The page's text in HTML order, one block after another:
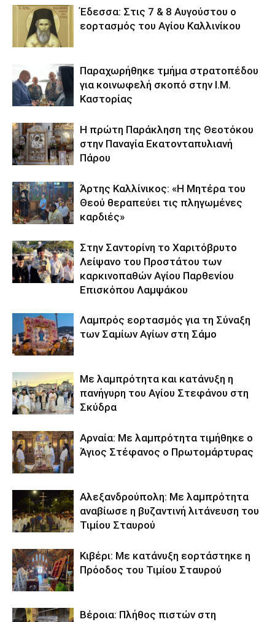
Έδεσσα: Στις 7 & 8 Αυγούστου ο
εορτασμός του Αγίου Καλλινίκου
Παραχωρήθηκε τμήμα στρατοπέδου
για κοινωφελή σκοπό στην Ι.Μ.
Καστορίας
Η πρώτη Παράκληση της Θεοτόκου
στην Παναγία Εκατονταπυλιανή
Πάρου
Άρτης Καλλίνικος: «Η Μητέρα του
Θεού θεραπεύει τις πληγωμένες
καρδιές»
Στην Σαντορίνη το Χαριτόβρυτο
Λείψανο του Προστάτου των
καρκινοπαθών Αγίου Παρθενίου
Επισκόπου Λαμψάκου
Λαμπρός εορτασμός για τη Σύναξη
των Σαμίων Αγίων στη Σάμο
Με λαμπρότητα και κατάνυξη η
πανήγυρη του Αγίου Στεφάνου στη
Σκύδρα
Αρναία: Με λαμπρότητα τιμήθηκε ο
Άγιος Στέφανος ο Πρωτομάρτυρας
Αλεξανδρούπολη: Με λαμπρότητα
αναβίωσε η βυζαντινή λιτάνευση του
Τιμίου Σταυρού
Κιβέρι: Με κατάνυξη εορτάστηκε η
Πρόοδος του Τιμίου Σταυρού
Βέροια: Πλήθος πιστών στη